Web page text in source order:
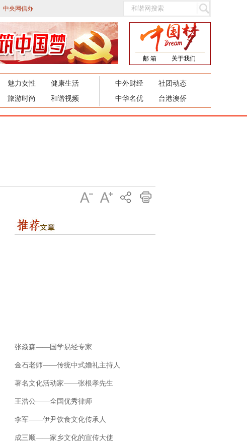
中央网信办
邮 箱 关于我们
魅力女性
健康生活
旅游时尚 和谐视频
中外财经
社团动态
中华名优
台港澳侨
张焱森——国学易经专家
金石老师——传统中式婚礼主持人
著名文化活动家——张根孝先生
王浩公——全国优秀律师
李军——伊尹饮食文化传承人
成三顺——家乡文化的宣传大使